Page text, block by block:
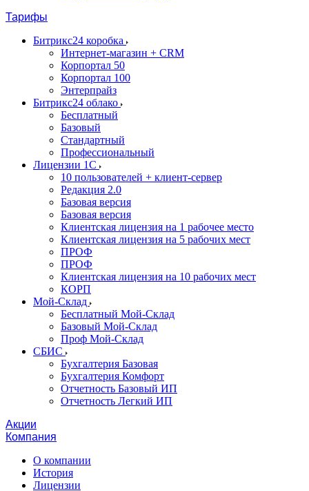
Тарифы
Битрикс24 коробка
Интернет-магазин + CRM
Корпортал 50
Корпортал 100
Энтерпрайз
Битрикс24 облако
Бесплатный
Базовый
Стандартный
Профессиональный
Лицензии 1С
10 пользователей + клиент-сервер
Редакция 2.0
Базовая версия
Базовая версия
Клиентская лицензия на 1 рабочее место
Клиентская лицензия на 5 рабочих мест
ПРОФ
ПРОФ
Клиентская лицензия на 10 рабочих мест
КОРП
Мой-Склад
Бесплатный Мой-Склад
Базовый Мой-Склад
Проф Мой-Склад
СБИС
Бухгалтерия Базовая
Бухгалтерия Комфорт
Отчетность Базовый ИП
Отчетность Легкий ИП
Акции
Компания
О компании
История
Лицензии